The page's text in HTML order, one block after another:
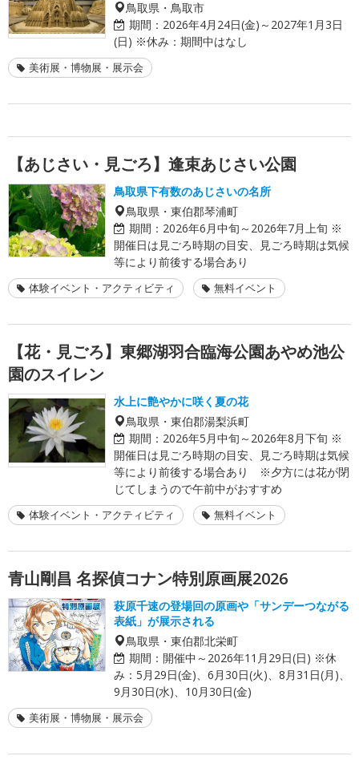
鳥取県・鳥取市
期間： 2026年4月24日(金)～2027年1月3日
(日) ※休み：期間中はなし
美術展・博物展・展示会
【あじさい・見ごろ】逢束あじさい公園
鳥取県下有数のあじさいの名所
鳥取県・東伯郡琴浦町
期間： 2026年6月中旬～2026年7月上旬 ※
開催日は見ごろ時期の目安、見ごろ時期は気候
等により前後する場合あり
体験イベント・アクティビティ 無料イベント
【花・見ごろ】東郷湖羽合臨海公園あやめ池公
園のスイレン
水上に艶やかに咲く夏の花
鳥取県・東伯郡湯梨浜町
期間： 2026年5月中旬～2026年8月下旬 ※
開催日は見ごろ時期の目安、見ごろ時期は気候
等により前後する場合あり ※夕方には花が閉
じてしまうので午前中がおすすめ
体験イベント・アクティビティ 無料イベント
青山剛昌 名探偵コナン特別原画展2026
萩原千速の登場回の原画や「サンデーつながる
表紙」が展示される
鳥取県・東伯郡北栄町
期間： 開催中～2026年11月29日(日) ※休
み：5月29日(金)、6月30日(火)、8月31日(月)、
9月30日(水)、10月30日(金)
美術展・博物展・展示会